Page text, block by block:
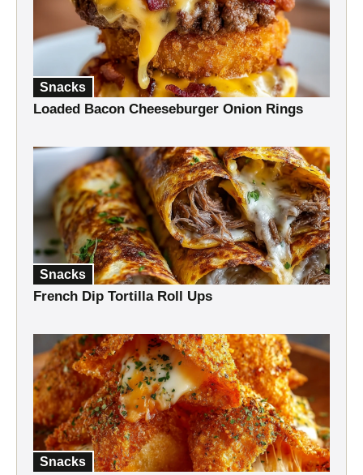
Snacks
Loaded Bacon Cheeseburger Onion Rings
Snacks
French Dip Tortilla Roll Ups
Snacks